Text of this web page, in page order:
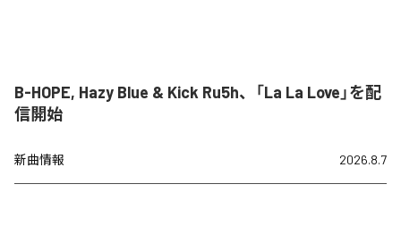
B-HOPE, Hazy Blue & Kick Ru5h、「La La Love」を配
信開始
新曲情報 2026.8.7